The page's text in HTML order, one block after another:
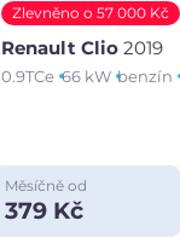
Zlevněno o 57 000 Kč
Renault Clio2019
0.9TCe 66 kW benzín
Měsíčně od
379 Kč